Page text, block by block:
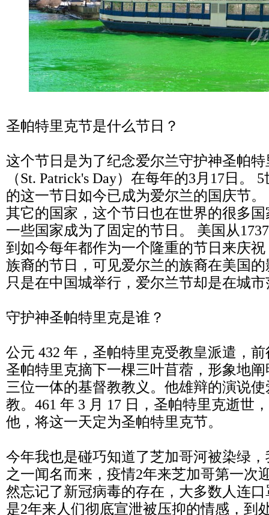
圣帕特里克节是什么节日？
这个节日是为了纪念爱尔兰守护神圣帕
（St. Patrick's Day）在每年的3月17日。
的这一节日如今已成为爱尔兰的国庆节
其它的国家，这个节日也在世界的很多
一些国家成为了固定的节日。 美国从
到如今每年都作为一个隆重的节日来庆
族裔的节日，可见爱尔兰的族裔在美国
只是在中国城举行，爱尔兰节却是在城
守护神圣帕特里克是谁？
公元 432 年，圣帕特里克受教皇派遣，
圣帕特里克摘下一棵三叶苜蓿，形象地
三位一体的基督教教义。他雄辩的演说
教。461 年 3 月 17 日，圣帕特里克逝世
他，将这一天定为圣帕特里克节。
今年我也是碰巧知道了芝加哥河被染绿
之一闻名而来，疫情2年来芝加哥第一次
然忘记了新冠病毒的存在，大多数人连
是2年来人们彻底宣泄被压抑的情感，到